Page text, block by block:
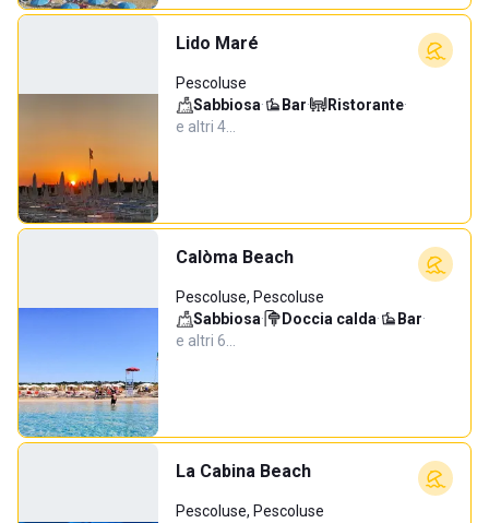
Lido Maré
Pescoluse
Sabbiosa· Bar· Ristorante·
e altri 4…
Calòma Beach
Pescoluse, Pescoluse
Sabbiosa· Doccia calda· Bar·
e altri 6…
La Cabina Beach
Pescoluse, Pescoluse